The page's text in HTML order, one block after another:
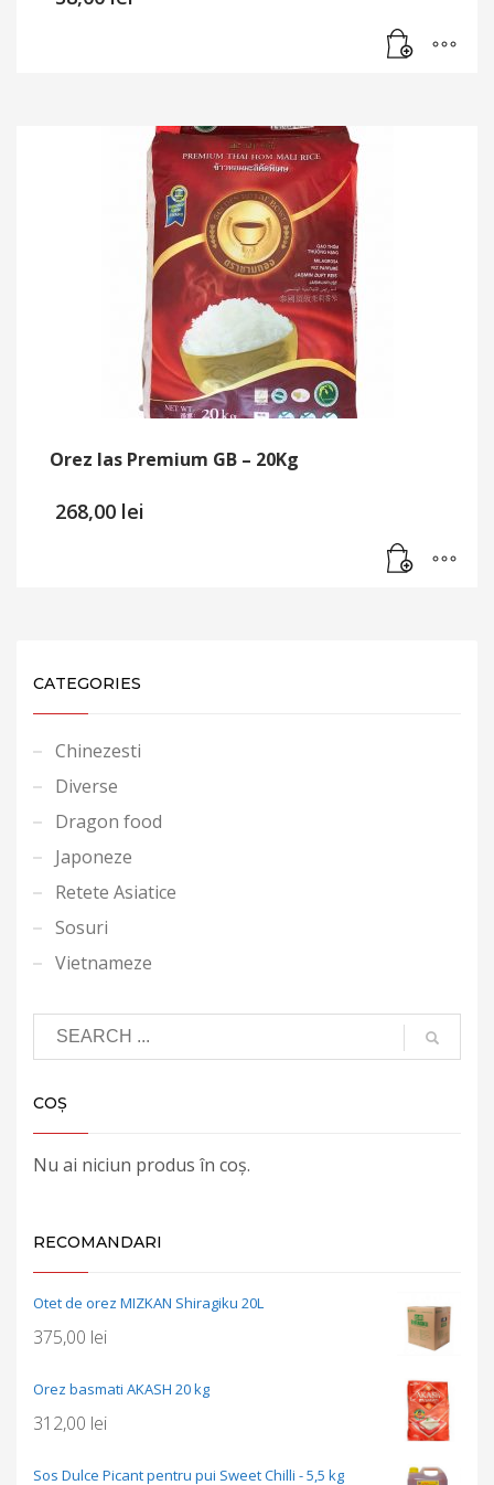
Orez Ias Premium GB – 20Kg
268,00 lei
CATEGORIES
Chinezesti
Diverse
Dragon food
Japoneze
Retete Asiatice
Sosuri
Vietnameze
COȘ
Nu ai niciun produs în coș.
RECOMANDARI
Otet de orez MIZKAN Shiragiku 20L
375,00 lei
Orez basmati AKASH 20 kg
312,00 lei
Sos Dulce Picant pentru pui Sweet Chilli - 5,5 kg